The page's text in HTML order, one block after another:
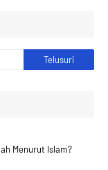
Menurut Islam?